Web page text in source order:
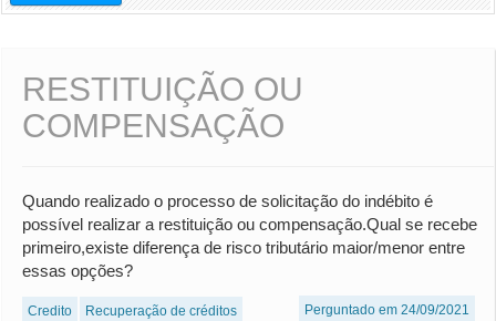
RESTITUIÇÃO OU
COMPENSAÇÃO
Quando realizado o processo de solicitação do indébito é
possível realizar a restituição ou compensação.Qual se recebe
primeiro,existe diferença de risco tributário maior/menor entre
essas opções?
Credito Recuperação de créditos Perguntado em 24/09/2021